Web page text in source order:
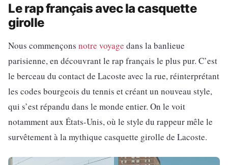
Le rap français avec la casquette
girolle
Nous commençons notre voyage dans la banlieue
parisienne, en découvrant le rap français le plus pur. C’est
le berceau du contact de Lacoste avec la rue, réinterprétant
les codes bourgeois du tennis et créant un nouveau style,
qui s’est répandu dans le monde entier. On le voit
notamment aux États-Unis, où le style du rappeur mêle le
survêtement à la mythique casquette girolle de Lacoste.